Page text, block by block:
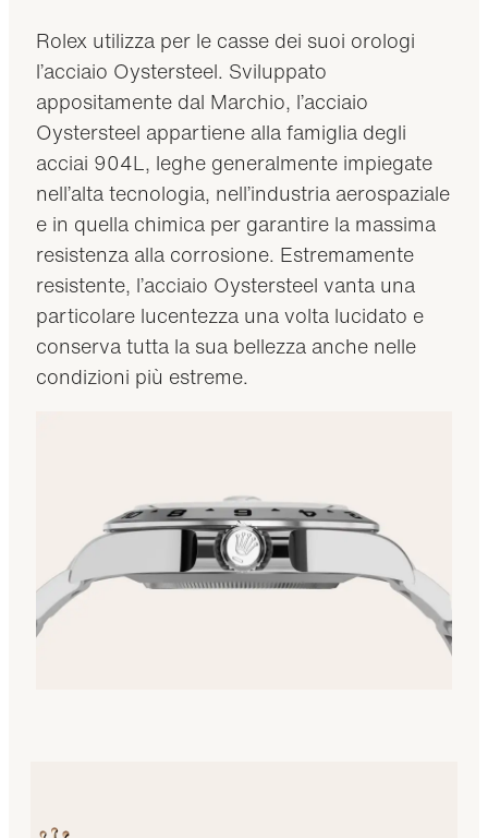
Rolex utilizza per le casse dei suoi orologi
l’acciaio Oystersteel. Sviluppato
appositamente dal Marchio, l’acciaio
Oystersteel appartiene alla famiglia degli
acciai 904L, leghe generalmente impiegate
nell’alta tecnologia, nell’industria aerospaziale
e in quella chimica per garantire la massima
resistenza alla corrosione. Estremamente
resistente, l’acciaio Oystersteel vanta una
particolare lucentezza una volta lucidato e
conserva tutta la sua bellezza anche nelle
condizioni più estreme.